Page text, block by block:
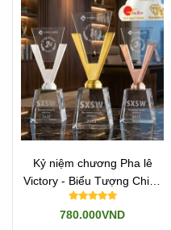
Kỷ niệm chương Pha lê
Victory - Biểu Tượng Chiến
Thắng
780.000VND